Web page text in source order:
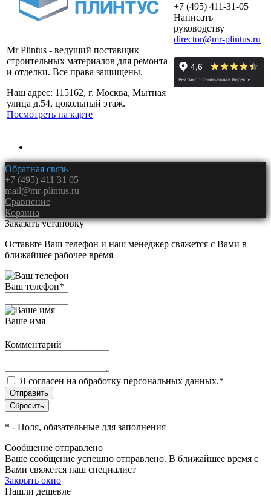
Mr Plintus - ведущий поставщик
строительных материалов для ремонта
и отделки. Все права защищены.
Наш адрес: 115162, г. Москва, Мытная
улица д.54, цокольный этаж.
Посмотреть на карте
+7 (495) 411-31-05
Написать
руководству
director@mr-plintus.ru
Обратная связь
+7 (495) 411 31 05
mail@mr-plintus.ru
Сравнение
Корзина
Заказать установку
Оставьте Ваш телефон и наш менеджер свяжется с Вами в
ближайшее рабочее время
Ваш телефон*
Ваше имя
Комментарий
Я согласен на обработку персональных данных.*
* - Поля, обязательные для заполнения
Сообщение отправлено
Ваше сообщение успешно отправлено. В ближайшее время с
Вами свяжется наш специалист
Закрыть окно
Нашли дешевле